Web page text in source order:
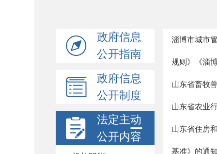
政府信息
公开指南
政府信息
公开制度
法定主动
公开内容
淄博市城市
规则》《淄
山东省畜牧
山东省农业
山东省住房
基准》的通